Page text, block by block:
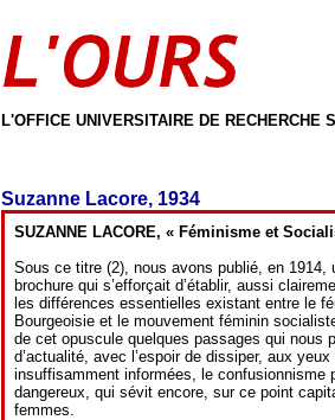
L'OFFICE UNIVERSITAIRE DE RECHERCHE
Suzanne Lacore, 1934
SUZANNE LACORE, « Féminisme et
Sous ce titre (2), nous avons publié, en 1914,
brochure qui s’efforçait d’établir, aussi
les différences essentielles existant entre le
Bourgeoisie et le mouvement féminin
de cet opuscule quelques passages qui nous
d’actualité, avec l’espoir de dissiper, aux
insuffisamment informées, le confusionnisme
dangereux, qui sévit encore, sur ce point
femmes.